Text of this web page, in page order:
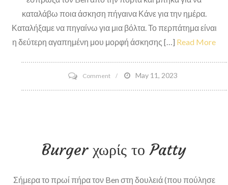
καταλάβω ποια άσκηση πήγαινα Κάνε για την ημέρα.
Καταλήξαμε να πηγαίνω για μια βόλτα. Το περπάτημα είναι
η δεύτερη αγαπημένη μου μορφή άσκησης […] Read More
Commenton
Ρωτήστε
May 11, 2023
Burger χωρίς το Patty
Σήμερα το πρωί πήρα τον Ben στη δουλειά (που πούλησε